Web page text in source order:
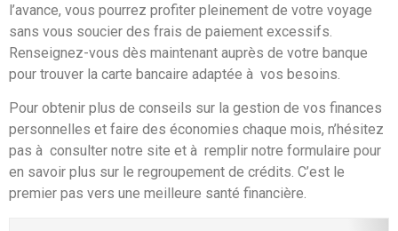
l’avance, vous pourrez profiter pleinement de votre voyage
sans vous soucier des frais de paiement excessifs.
Renseignez-vous dès maintenant auprès de votre banque
pour trouver la carte bancaire adaptée à vos besoins.
Pour obtenir plus de conseils sur la gestion de vos finances
personnelles et faire des économies chaque mois, n’hésitez
pas à consulter notre site et à remplir notre formulaire pour
en savoir plus sur le regroupement de crédits. C’est le
premier pas vers une meilleure santé financière.